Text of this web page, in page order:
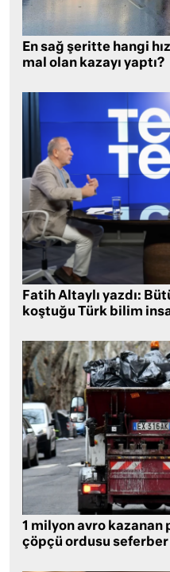
En sağ şeritte hangi
mal olan kazayı yaptı?
Fatih Altaylı yazdı:
koştuğu Türk bilim
1 milyon avro
çöpçü ordusu seferber